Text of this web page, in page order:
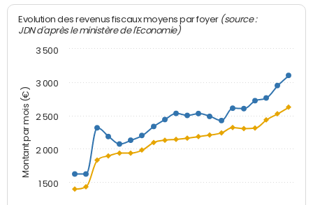
Montant par mois (€)
Evolution des revenus fiscaux moyens par foyer (source :
JDN d'après le ministère de l'Economie)
1 500
2 000
2 500
3 000
3 500